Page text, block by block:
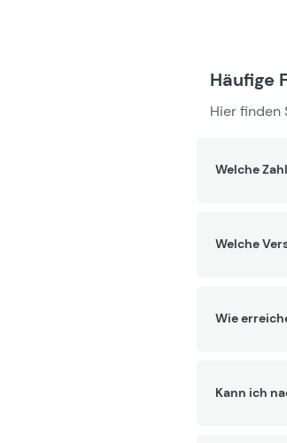
Häufige
Hier finden
Welche
Welche
Wie
Kann ich